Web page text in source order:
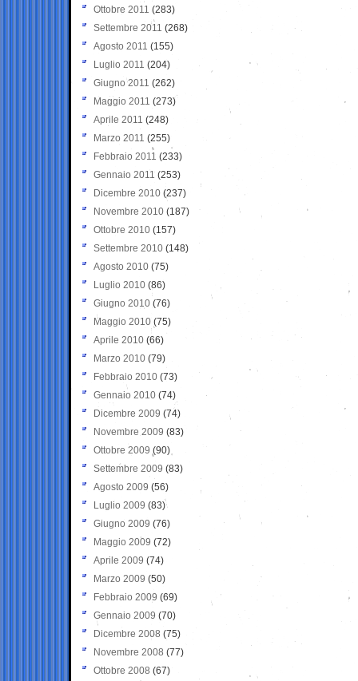
Ottobre 2011 (283)
Settembre 2011 (268)
Agosto 2011 (155)
Luglio 2011 (204)
Giugno 2011 (262)
Maggio 2011 (273)
Aprile 2011 (248)
Marzo 2011 (255)
Febbraio 2011 (233)
Gennaio 2011 (253)
Dicembre 2010 (237)
Novembre 2010 (187)
Ottobre 2010 (157)
Settembre 2010 (148)
Agosto 2010 (75)
Luglio 2010 (86)
Giugno 2010 (76)
Maggio 2010 (75)
Aprile 2010 (66)
Marzo 2010 (79)
Febbraio 2010 (73)
Gennaio 2010 (74)
Dicembre 2009 (74)
Novembre 2009 (83)
Ottobre 2009 (90)
Settembre 2009 (83)
Agosto 2009 (56)
Luglio 2009 (83)
Giugno 2009 (76)
Maggio 2009 (72)
Aprile 2009 (74)
Marzo 2009 (50)
Febbraio 2009 (69)
Gennaio 2009 (70)
Dicembre 2008 (75)
Novembre 2008 (77)
Ottobre 2008 (67)